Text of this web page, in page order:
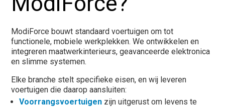
ModiForce bouwt standaard voertuigen om tot
functionele, mobiele werkplekken. We ontwikkelen en
integreren maatwerkinterieurs, geavanceerde elektronica
en slimme systemen.
Elke branche stelt specifieke eisen, en wij leveren
voertuigen die daarop aansluiten:
Voorrangsvoertuigen zijn uitgerust om levens te